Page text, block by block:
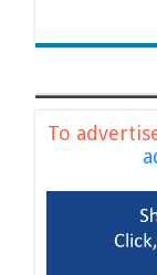
To